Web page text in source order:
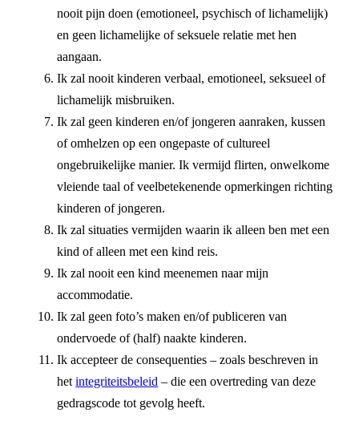
nooit pijn doen (emotioneel, psychisch of lichamelijk)
en geen lichamelijke of seksuele relatie met hen
aangaan.
Ik zal nooit kinderen verbaal, emotioneel, seksueel of
lichamelijk misbruiken.
Ik zal geen kinderen en/of jongeren aanraken, kussen
of omhelzen op een ongepaste of cultureel
ongebruikelijke manier. Ik vermijd flirten, onwelkome
vleiende taal of veelbetekenende opmerkingen richting
kinderen of jongeren.
Ik zal situaties vermijden waarin ik alleen ben met een
kind of alleen met een kind reis.
Ik zal nooit een kind meenemen naar mijn
accommodatie.
Ik zal geen foto’s maken en/of publiceren van
ondervoede of (half) naakte kinderen.
Ik accepteer de consequenties – zoals beschreven in
hetintegriteitsbeleid – die een overtreding van deze
gedragscode tot gevolg heeft.